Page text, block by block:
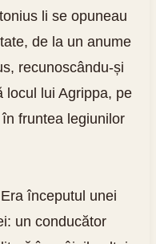
li se opuneau
de la un anume
recunoscându-și
locul lui Agrippa, pe
fruntea legiunilor
începutul unei
un conducător